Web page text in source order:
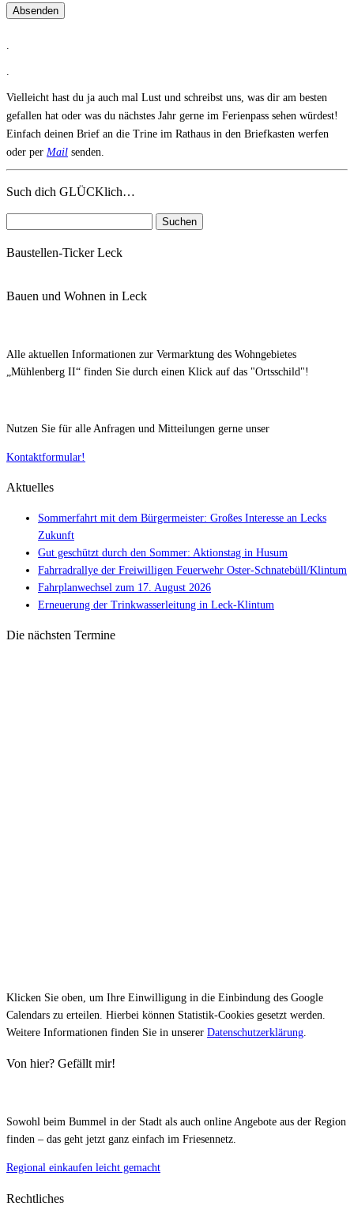
Absenden
Vielleicht hast du ja auch mal Lust und schreibst uns, was dir am besten
gefallen hat oder was du nächstes Jahr gerne im Ferienpass sehen würdest!
Einfach deinen Brief an die Trine im Rathaus in den Briefkasten werfen
oder per Mail senden.
Such dich GLÜCKlich…
Baustellen-Ticker Leck
Bauen und Wohnen in Leck
Alle aktuellen Informationen zur Vermarktung des Wohngebietes
„Mühlenberg II“ finden Sie durch einen Klick auf das "Ortsschild"!
Nutzen Sie für alle Anfragen und Mitteilungen gerne unser
Kontaktformular!
Aktuelles
Sommerfahrt mit dem Bürgermeister: Großes Interesse an Lecks
Zukunft
Gut geschützt durch den Sommer: Aktionstag in Husum
Fahrradrallye der Freiwilligen Feuerwehr Oster-Schnatebüll/Klintum
Fahrplanwechsel zum 17. August 2026
Erneuerung der Trinkwasserleitung in Leck-Klintum
Die nächsten Termine
Klicken Sie oben, um Ihre Einwilligung in die Einbindung des Google
Calendars zu erteilen. Hierbei können Statistik-Cookies gesetzt werden.
Weitere Informationen finden Sie in unserer Datenschutzerklärung.
Von hier? Gefällt mir!
Sowohl beim Bummel in der Stadt als auch online Angebote aus der Region
finden – das geht jetzt ganz einfach im Friesennetz.
Regional einkaufen leicht gemacht
Rechtliches